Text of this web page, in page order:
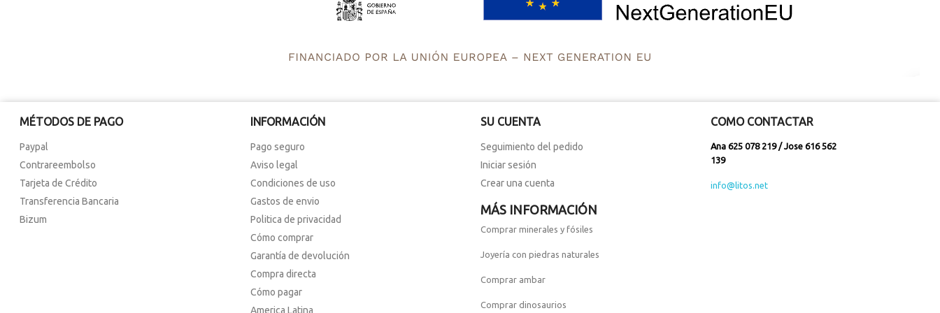
MÉTODOS DE PAGO
Paypal
Contrareembolso
Tarjeta de Crédito
Transferencia Bancaria
Bizum
INFORMACIÓN
Pago seguro
Aviso legal
Condiciones de uso
Gastos de envio
Politica de privacidad
Cómo comprar
Garantía de devolución
Compra directa
Cómo pagar
America Latina
SU CUENTA
Seguimiento del pedido
Iniciar sesión
Crear una cuenta
COMO CONTACTAR
Ana 625 078 219 / Jose 616 562
139
info@litos.net
MÁS INFORMACIÓN
Comprar minerales y fósiles
Joyería con piedras naturales
Comprar ambar
Comprar dinosaurios